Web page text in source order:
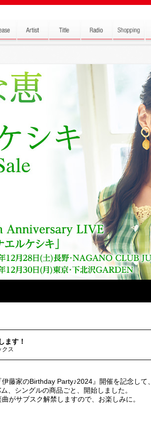
ます！
クス
藤家のBirthday Party♪2024』開催を記念して、
、シングルの商品ごと、開始しました。
がサブスク解禁しますので、お楽しみに。